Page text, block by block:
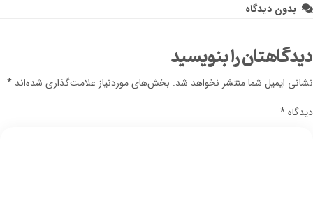
بدون دیدگاه
دیدگاهتان را بنویسید
نشانی ایمیل شما منتشر نخواهد شد. بخش‌های موردنیاز علامت‌گذاری شده‌اند *
دیدگاه*